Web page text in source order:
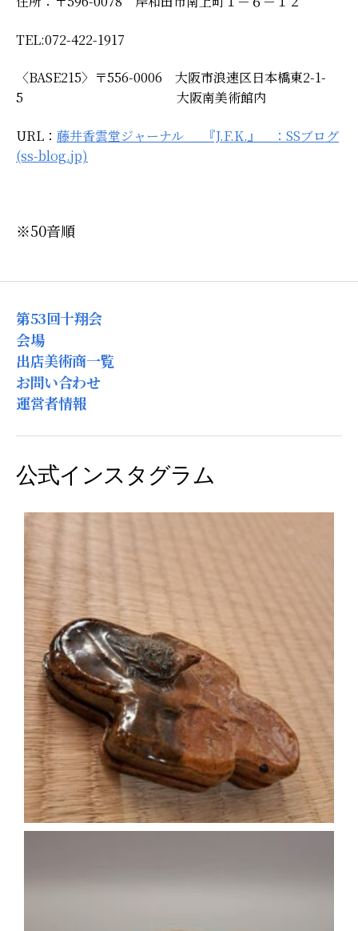
TEL:072-422-1917
〈BASE215〉〒556-0006 大阪市浪速区日本橋東2-1-
5 大阪南美術館内
URL： 藤井香雲堂ジャーナル 『J.F.K.』 ：SSブログ
(ss-blog.jp)
※50音順
第53回十翔会
会場
出店美術商一覧
お問い合わせ
運営者情報
公式インスタグラム